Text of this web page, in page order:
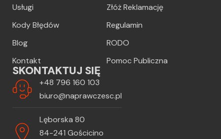
Usługi
Kody Błędów
Blog
Kontakt
Złóż Reklamację
Regulamin
RODO
Pomoc Publiczna
SKONTAKTUJ SIĘ
+48 796 160 103
biuro@naprawczesc.pl
Lęborska 80
84-241 Gościcino